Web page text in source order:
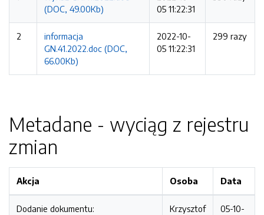
(DOC, 49.00Kb)
05 11:22:31
2
informacja
GN.41.2022.doc (DOC,
66.00Kb)
2022-10-
05 11:22:31
299 razy
Metadane - wyciąg z rejestru
zmian
Akcja Osoba Data
Dodanie dokumentu:
Krzysztof
05-10-